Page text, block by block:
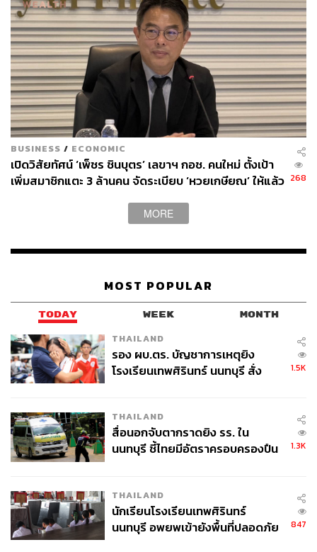
BUSINESS / ECONOMIC
เปิดวิสัยทัศน์ ‘เพ็ชร ชินบุตร’ เลขาฯ กอช. คนใหม่ ตั้งเป้า
เพิ่มสมาชิกแตะ 3 ล้านคน จัดระเบียบ ‘หวยเกษียณ’ ให้แล้ว 268
MORE
MOST POPULAR
TODAY WEEK MONTH
THAILAND
รอง ผบ.ตร. บัญชาการเหตุยิง
โรงเรียนเทพศิรินทร์ นนทบุรี สั่ง
1.5K
THAILAND
สื่อนอกจับตากราดยิง รร. ใน
นนทบุรี ชี้ไทยมีอัตราครอบครองปืน
1.3K
THAILAND
นักเรียนโรงเรียนเทพศิรินทร์
นนทบุรี อพยพเข้ายังพื้นที่ปลอดภัย
847